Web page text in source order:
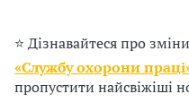
⭐ Дізнавайтеся про
«Службу охорони
пропустити найсвіжіші
п
р